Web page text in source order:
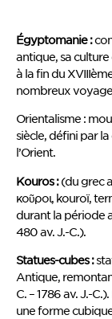
Égyptomanie :
antique, sa
à la fin du
nombreux
Orientalisme :
siècle, défini par
l’Orient.
Kouros :(du grec
κοῦροι, kouroï,
durant la période
480 av. J.-C.).
Statues-cubes :
Antique,
C. – 1786 av. J.-
une forme